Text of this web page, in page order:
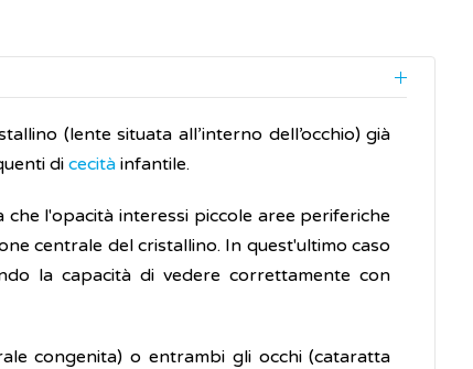
(lente situata all’interno dell’occhio) già
di cecità infantile.
l'opacità interessi piccole aree periferiche
centrale del cristallino. In quest'ultimo caso
la capacità di vedere correttamente con
congenita) o entrambi gli occhi (cataratta